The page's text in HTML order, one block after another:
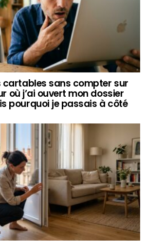
cartables sans compter sur
où j’ai ouvert mon dossier
pourquoi je passais à côté